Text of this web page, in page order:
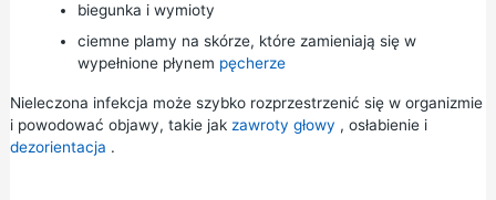
biegunka i wymioty
ciemne plamy na skórze, które zamieniają się w
wypełnione płynem pęcherze
Nieleczona infekcja może szybko rozprzestrzenić się w organizmie
i powodować objawy, takie jak zawroty głowy , osłabienie i
dezorientacja .